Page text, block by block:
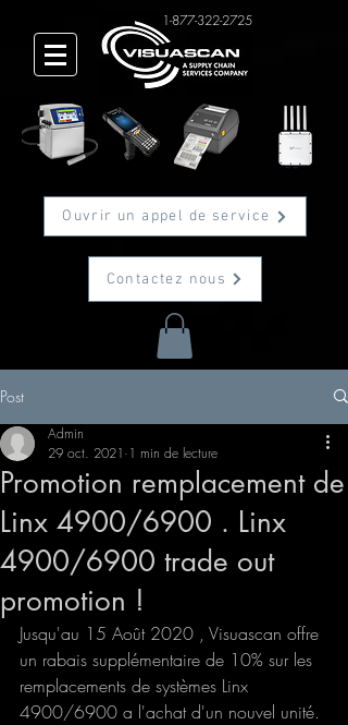
1-877-322-2725
Ouvrir un appel de service
Contactez nous
Post
Promotion remplacement de
Linx 4900/6900 . Linx
4900/6900 trade out
promotion !
Admin
29 oct. 2021 1 min de lecture
Jusqu'au 15 Août 2020 , Visuascan offre
un rabais supplémentaire de 10% sur les
remplacements de systèmes Linx
4900/6900 a l'achat d'un nouvel unité.